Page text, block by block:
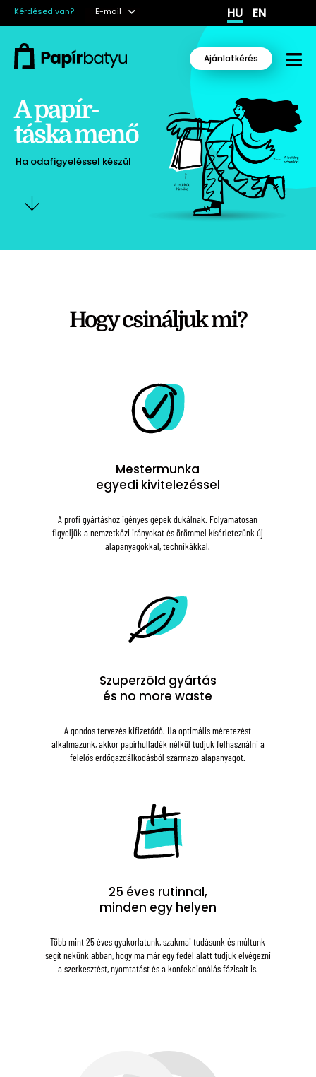
Kérdésed van? E-mail HU EN
Ajánlatkérés
A papír-
táska menő
Ha odafigyeléssel készül
Hogy csináljuk mi?
Mestermunka
egyedi kivitelezéssel
A profi gyártáshoz igényes gépek dukálnak. Folyamatosan
figyeljük a nemzetközi irányokat és örömmel kísérletezünk új
alapanyagokkal, technikákkal.
Szuperzöld gyártás
és no more waste
A gondos tervezés kifizetődő. Ha optimális méretezést
alkalmazunk, akkor papírhulladék nélkül tudjuk felhasználni a
felelős erdőgazdálkodásból származó alapanyagot.
25 éves rutinnal,
minden egy helyen
Több mint 25 éves gyakorlatunk, szakmai tudásunk és múltunk
segít nekünk abban, hogy ma már egy fedél alatt tudjuk elvégezni
a szerkesztést, nyomtatást és a konfekcionálás fázisait is.